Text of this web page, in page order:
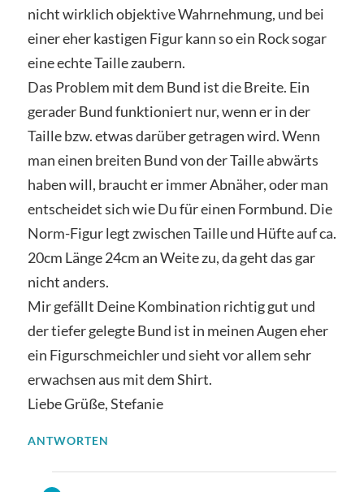
nicht wirklich objektive Wahrnehmung, und bei
einer eher kastigen Figur kann so ein Rock sogar
eine echte Taille zaubern.
Das Problem mit dem Bund ist die Breite. Ein
gerader Bund funktioniert nur, wenn er in der
Taille bzw. etwas darüber getragen wird. Wenn
man einen breiten Bund von der Taille abwärts
haben will, braucht er immer Abnäher, oder man
entscheidet sich wie Du für einen Formbund. Die
Norm-Figur legt zwischen Taille und Hüfte auf ca.
20cm Länge 24cm an Weite zu, da geht das gar
nicht anders.
Mir gefällt Deine Kombination richtig gut und
der tiefer gelegte Bund ist in meinen Augen eher
ein Figurschmeichler und sieht vor allem sehr
erwachsen aus mit dem Shirt.
Liebe Grüße, Stefanie
ANTWORTEN